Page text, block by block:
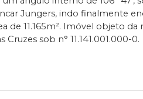
Jungers, indo finalmente
de 11.165m². Imóvel objeto
Cruzes sob n° 11.141.001.000-0.